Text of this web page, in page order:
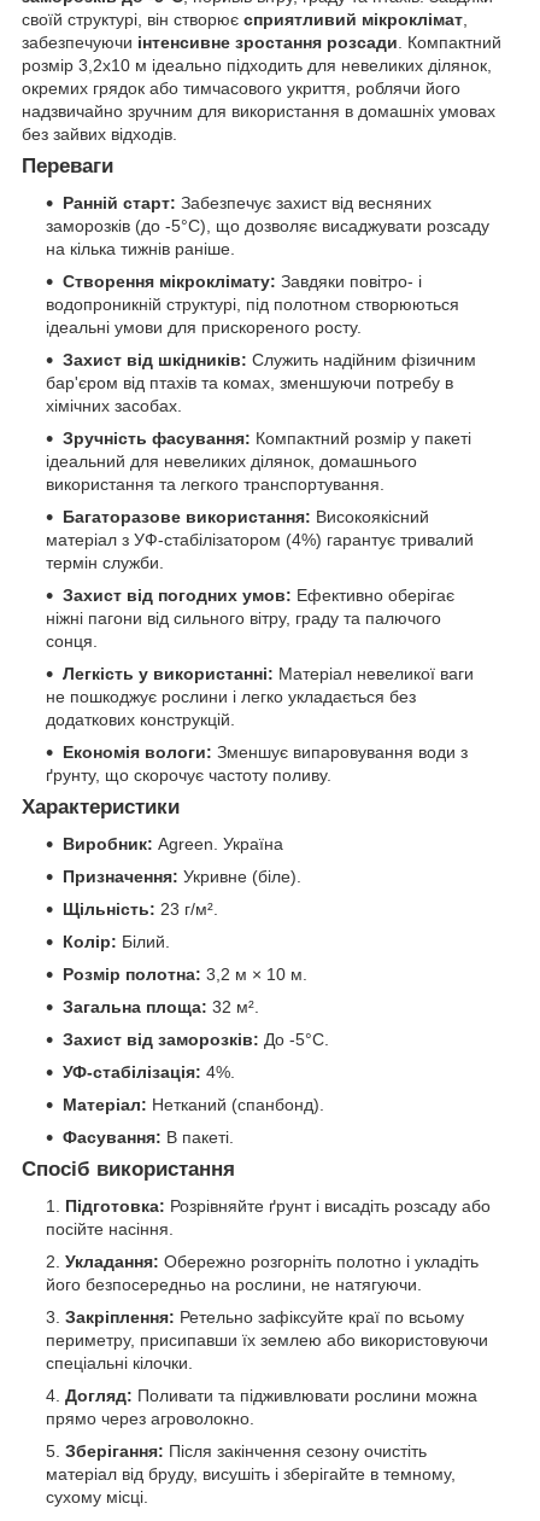
своїй структурі, він створює сприятливий мікроклімат,
забезпечуючи інтенсивне зростання розсади. Компактний
розмір 3,2x10 м ідеально підходить для невеликих ділянок,
окремих грядок або тимчасового укриття, роблячи його
надзвичайно зручним для використання в домашніх умовах
без зайвих відходів.
Переваги
Ранній старт: Забезпечує захист від весняних
заморозків (до -5°C), що дозволяє висаджувати розсаду
на кілька тижнів раніше.
Створення мікроклімату: Завдяки повітро- і
водопроникній структурі, під полотном створюються
ідеальні умови для прискореного росту.
Захист від шкідників: Служить надійним фізичним
бар'єром від птахів та комах, зменшуючи потребу в
хімічних засобах.
Зручність фасування: Компактний розмір у пакеті
ідеальний для невеликих ділянок, домашнього
використання та легкого транспортування.
Багаторазове використання: Високоякісний
матеріал з УФ-стабілізатором (4%) гарантує тривалий
термін служби.
Захист від погодних умов: Ефективно оберігає
ніжні пагони від сильного вітру, граду та палючого
сонця.
Легкість у використанні: Матеріал невеликої ваги
не пошкоджує рослини і легко укладається без
додаткових конструкцій.
Економія вологи: Зменшує випаровування води з
ґрунту, що скорочує частоту поливу.
Характеристики
Виробник: Agreen. Україна
Призначення: Укривне (біле).
Щільність: 23 г/м².
Колір: Білий.
Розмір полотна: 3,2 м × 10 м.
Загальна площа: 32 м².
Захист від заморозків: До -5°C.
УФ-стабілізація: 4%.
Матеріал: Нетканий (спанбонд).
Фасування: В пакеті.
Спосіб використання
Підготовка: Розрівняйте ґрунт і висадіть розсаду або
посійте насіння.
Укладання: Обережно розгорніть полотно і укладіть
його безпосередньо на рослини, не натягуючи.
Закріплення: Ретельно зафіксуйте краї по всьому
периметру, присипавши їх землею або використовуючи
спеціальні кілочки.
Догляд: Поливати та підживлювати рослини можна
прямо через агроволокно.
Зберігання: Після закінчення сезону очистіть
матеріал від бруду, висушіть і зберігайте в темному,
сухому місці.